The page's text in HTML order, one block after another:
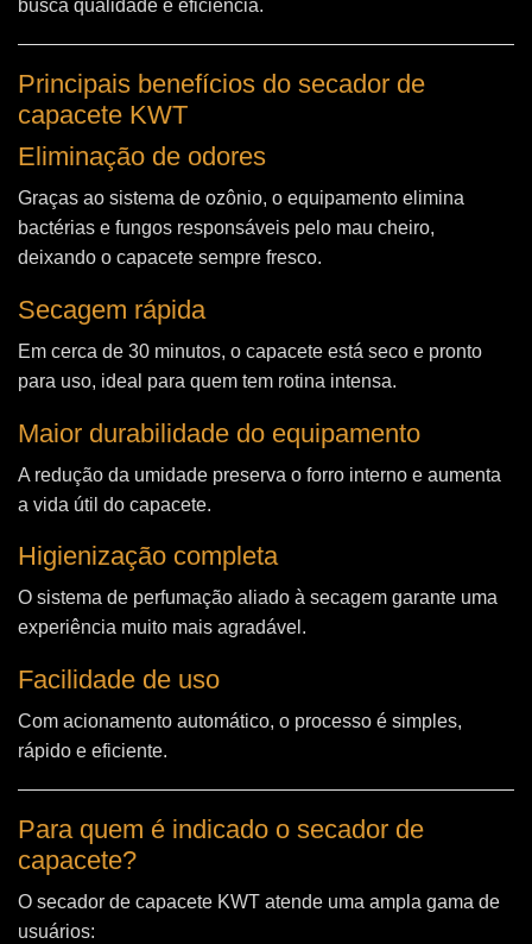
busca qualidade e eficiência.
Principais benefícios do secador de
capacete KWT
Eliminação de odores
Graças ao sistema de ozônio, o equipamento elimina
bactérias e fungos responsáveis pelo mau cheiro,
deixando o capacete sempre fresco.
Secagem rápida
Em cerca de 30 minutos, o capacete está seco e pronto
para uso, ideal para quem tem rotina intensa.
Maior durabilidade do equipamento
A redução da umidade preserva o forro interno e aumenta
a vida útil do capacete.
Higienização completa
O sistema de perfumação aliado à secagem garante uma
experiência muito mais agradável.
Facilidade de uso
Com acionamento automático, o processo é simples,
rápido e eficiente.
Para quem é indicado o secador de
capacete?
O secador de capacete KWT atende uma ampla gama de
usuários: